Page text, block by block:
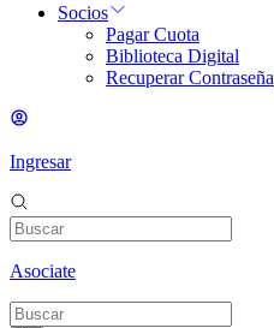
Socios
Pagar Cuota
Biblioteca Digital
Recuperar Contraseña
Ingresar
Asociate